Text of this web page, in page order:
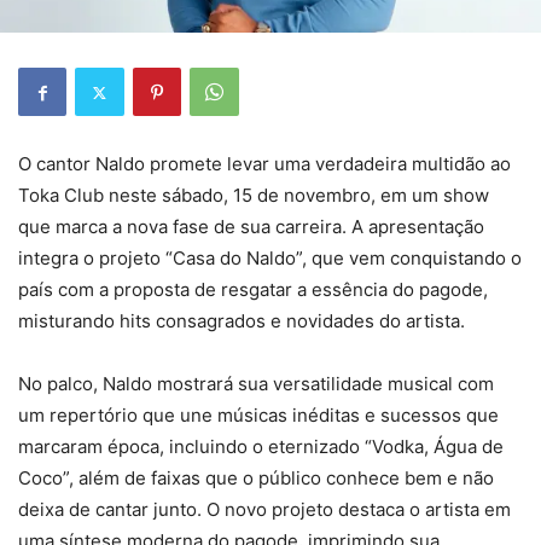
O cantor Naldo promete levar uma verdadeira multidão ao
Toka Club neste sábado, 15 de novembro, em um show
que marca a nova fase de sua carreira. A apresentação
integra o projeto “Casa do Naldo”, que vem conquistando o
país com a proposta de resgatar a essência do pagode,
misturando hits consagrados e novidades do artista.
No palco, Naldo mostrará sua versatilidade musical com
um repertório que une músicas inéditas e sucessos que
marcaram época, incluindo o eternizado “Vodka, Água de
Coco”, além de faixas que o público conhece bem e não
deixa de cantar junto. O novo projeto destaca o artista em